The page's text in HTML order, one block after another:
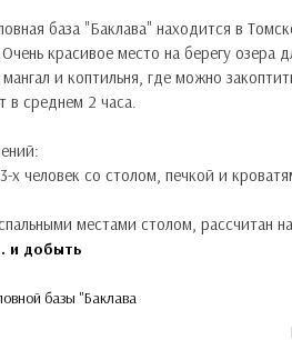
база "Баклава" находится в
красивое место на берегу озера
и коптильня, где можно
в среднем 2 часа.
х человек со столом, печкой и
местами столом, рассчитан
и добыть
базы "Баклава